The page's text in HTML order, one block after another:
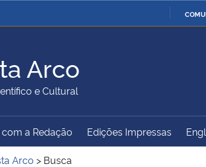
da Justiça e
Ministério da Defesa
da Educação
do Turismo
Ministério do
Arco
e Cultural
Sítio
com a Redação Edições Impressas
Arco > Busca